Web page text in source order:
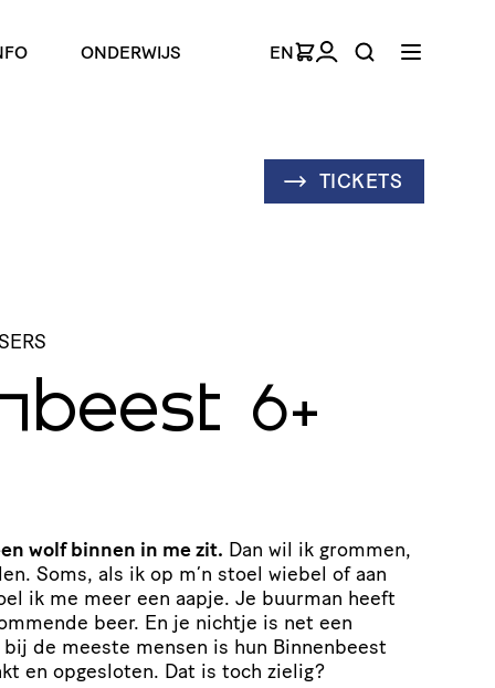
ONDERWIJS EN
TICKETS
6+
wolf binnen in me zit. Dan wil ik grommen,
Soms, als ik op m’n stoel wiebel of aan
ik me meer een aapje. Je buurman heeft
beer. En je nichtje is net een
de meeste mensen is hun Binnenbeest
en opgesloten. Dat is toch zielig?